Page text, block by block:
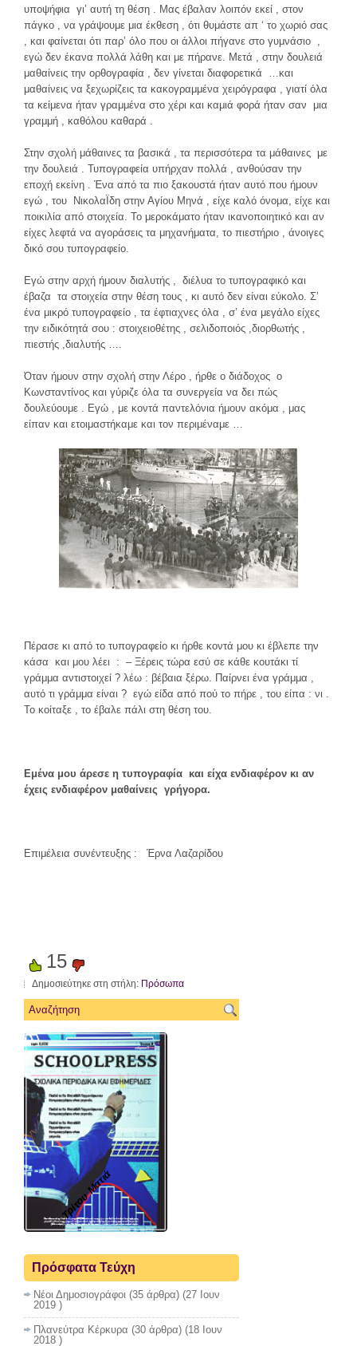
υποψήφια γι’ αυτή τη θέση . Μας έβαλαν λοιπόν εκεί , στον
πάγκο , να γράψουμε μια έκθεση , ότι θυμάστε απ ‘ το χωριό σας
, και φαίνεται ότι παρ’ όλο που οι άλλοι πήγανε στο γυμνάσιο ,
εγώ δεν έκανα πολλά λάθη και με πήρανε. Μετά , στην δουλειά
μαθαίνεις την ορθογραφία , δεν γίνεται διαφορετικά …και
μαθαίνεις να ξεχωρίζεις τα κακογραμμένα χειρόγραφα , γιατί όλα
τα κείμενα ήταν γραμμένα στο χέρι και καμιά φορά ήταν σαν μια
γραμμή , καθόλου καθαρά .
Στην σχολή μάθαινες τα βασικά , τα περισσότερα τα μάθαινες με
την δουλειά . Τυπογραφεία υπήρχαν πολλά , ανθούσαν την
εποχή εκείνη . Ένα από τα πιο ξακουστά ήταν αυτό που ήμουν
εγώ , του ΝικολαΪδη στην Αγίου Μηνά , είχε καλό όνομα, είχε και
ποικιλία από στοιχεία. Το μεροκάματο ήταν ικανοποιητικό και αν
είχες λεφτά να αγοράσεις τα μηχανήματα, το πιεστήριο , άνοιγες
δικό σου τυπογραφείο.
Εγώ στην αρχή ήμουν διαλυτής , διέλυα το τυπογραφικό και
έβαζα τα στοιχεία στην θέση τους , κι αυτό δεν είναι εύκολο. Σ’
ένα μικρό τυπογραφείο , τα έφτιαχνες όλα , σ’ ένα μεγάλο είχες
την ειδικότητά σου : στοιχειοθέτης , σελιδοποιός ,διορθωτής ,
πιεστής ,διαλυτής ….
Όταν ήμουν στην σχολή στην Λέρο , ήρθε ο διάδοχος ο
Κωνσταντίνος και γύριζε όλα τα συνεργεία να δει πώς
δουλεύουμε . Εγώ , με κοντά παντελόνια ήμουν ακόμα , μας
είπαν και ετοιμαστήκαμε και τον περιμέναμε …
Πέρασε κι από το τυπογραφείο κι ήρθε κοντά μου κι έβλεπε την
κάσα και μου λέει : – Ξέρεις τώρα εσύ σε κάθε κουτάκι τί
γράμμα αντιστοιχεί ? λέω : βέβαια ξέρω. Παίρνει ένα γράμμα ,
αυτό τι γράμμα είναι ? εγώ είδα από πού το πήρε , του είπα : νι .
Το κοίταξε , το έβαλε πάλι στη θέση του.
Εμένα μου άρεσε η τυπογραφία και είχα ενδιαφέρον κι αν
έχεις ενδιαφέρον μαθαίνεις γρήγορα.
Επιμέλεια συνέντευξης : Έρνα Λαζαρίδου
15
Δημοσιεύτηκε στη στήλη: Πρόσωπα
Τρίτου Ματιά
Πρόσφατα Τεύχη
Νέοι Δημοσιογράφοι (35 άρθρα) (27 Ιουν
2019 )
Πλανεύτρα Κέρκυρα (30 άρθρα) (18 Ιουν
2018 )